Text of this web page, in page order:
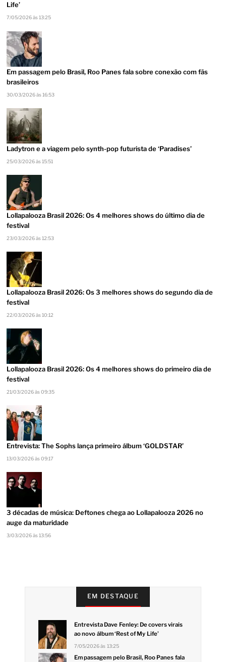
Life’
7/05/2026 às 13:25
Em passagem pelo Brasil, Roo Panes fala sobre conexão com fãs
brasileiros
30/03/2026 às 16:53
Ladytron e a viagem pelo synth-pop futurista de ‘Paradises’
25/03/2026 às 15:51
Lollapalooza Brasil 2026: Os 4 melhores shows do último dia de
festival
23/03/2026 às 12:53
Lollapalooza Brasil 2026: Os 3 melhores shows do segundo dia de
festival
22/03/2026 às 10:12
Lollapalooza Brasil 2026: Os 4 melhores shows do primeiro dia de
festival
21/03/2026 às 09:35
Entrevista: The Sophs lança primeiro álbum ‘GOLDSTAR’
13/03/2026 às 09:17
3 décadas de música: Deftones chega ao Lollapalooza 2026 no
auge da maturidade
3/03/2026 às 13:56
EM DESTAQUE
Entrevista Dave Fenley: De covers virais
ao novo álbum ‘Rest of My Life’
7/05/2026 às 13:25
Em passagem pelo Brasil, Roo Panes fala